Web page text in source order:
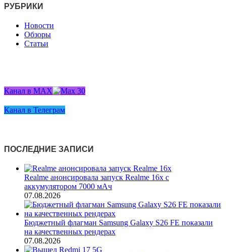
РУБРИКИ
Новости
Обзоры
Статьи
Канал в MAX
Канал в Телеграм
ПОСЛЕДНИЕ ЗАПИСИ
Realme анонсировала запуск Realme 16x с
аккумулятором 7000 мАч
07.08.2026
Бюджетный флагман Samsung Galaxy S26 FE показали
на качественных рендерах
07.08.2026